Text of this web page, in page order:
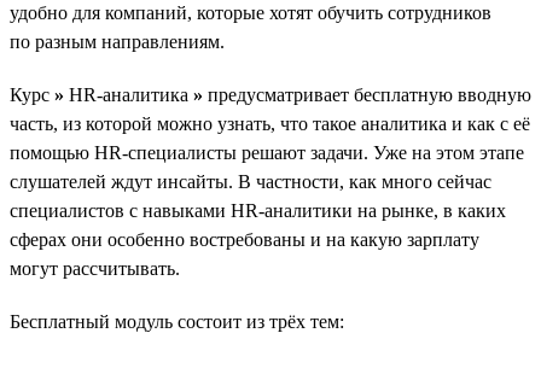
удобно для компаний, которые хотят обучить сотрудников
по разным направлениям.
Курс » HR-аналитика » предусматривает бесплатную вводную
часть, из которой можно узнать, что такое аналитика и как с её
помощью HR-специалисты решают задачи. Уже на этом этапе
слушателей ждут инсайты. В частности, как много сейчас
специалистов с навыками HR-аналитики на рынке, в каких
сферах они особенно востребованы и на какую зарплату
могут рассчитывать.
Бесплатный модуль состоит из трёх тем: